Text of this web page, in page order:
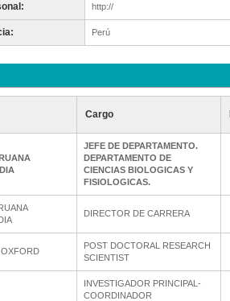
http://
Perú
Cargo
JEFE DE DEPARTAMENTO.
DEPARTAMENTO DE
CIENCIAS BIOLOGICAS Y
FISIOLOGICAS.
DIRECTOR DE CARRERA
POST DOCTORAL RESEARCH
SCIENTIST
INVESTIGADOR PRINCIPAL-
COORDINADOR